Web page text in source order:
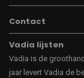
Contact
Vadia lijsten
Vadia is de
jaar levert Vadia de